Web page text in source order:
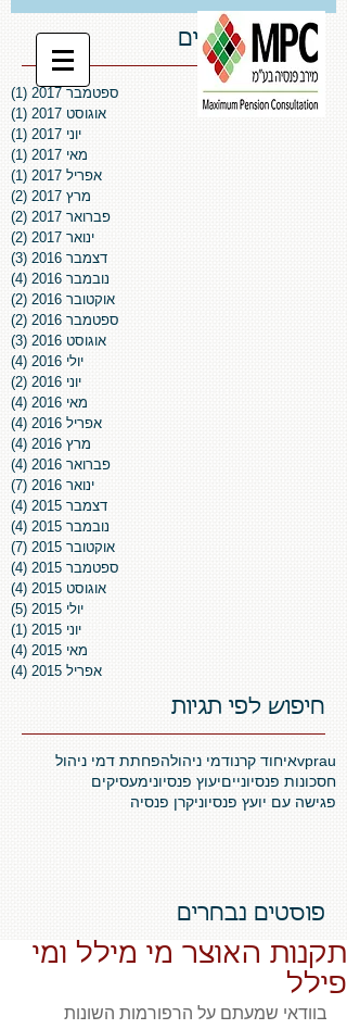
ארכיון פרסומים
ספטמבר 2017 (1)
אוגוסט 2017
(1)
יוני 2017
(1)
מאי 2017
(1)
אפריל 2017
(1)
מרץ 2017
(2)
פברואר 2017
(2)
ינואר 2017
(2)
דצמבר 2016
(3)
נובמבר 2016
(4)
אוקטובר 2016
(2)
ספטמבר 2016
(2)
אוגוסט 2016
(3)
יולי 2016
(4)
יוני 2016
(2)
מאי 2016
(4)
אפריל 2016
(4)
מרץ 2016
(4)
פברואר 2016
(4)
ינואר 2016
(7)
דצמבר 2015
(4)
נובמבר 2015
(4)
אוקטובר 2015
(7)
ספטמבר 2015
(4)
אוגוסט 2015
(4)
יולי 2015
(5)
יוני 2015
(1)
מאי 2015
(4)
אפריל 2015
(4)
חיפוש לפי תגיות
vprauאיחוד קרנודמי ניהולהפחתת דמי ניהול
חסכונות פנסיונייםיעוץ פנסיונימעסיקים
פגישה עם יועץ פנסיוניקרן פנסיה
פוסטים נבחרים
תקנות האוצר מי מילל ומי
פילל
בוודאי שמעתם על הרפורמות השונות